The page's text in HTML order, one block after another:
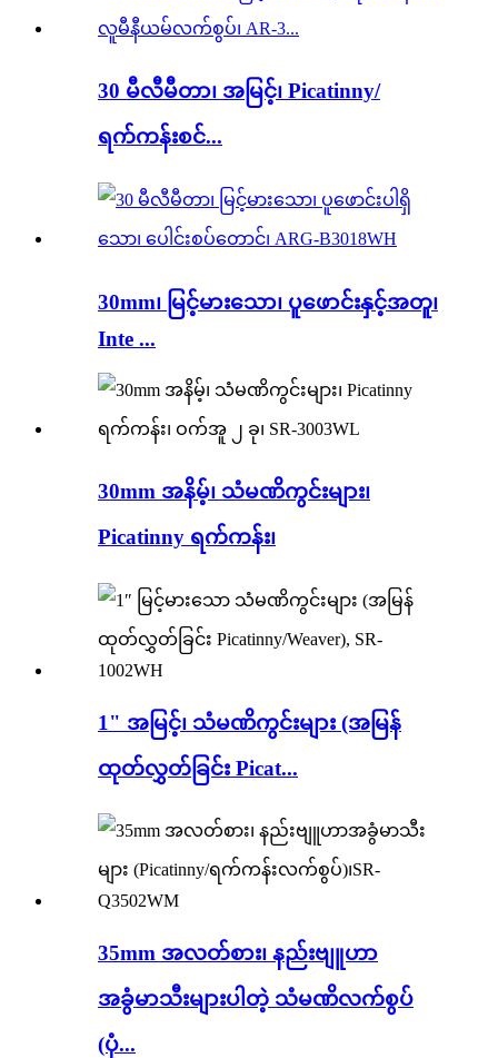
30 မီလီမီတာ၊ အမြင့်၊ Picatinny/
ရက်ကန်းစင်...
30mm၊ မြင့်မားသော၊ ပူဖောင်းနှင့်အတူ၊
Inte ...
30mm အနိမ့်၊ သံမဏိကွင်းများ၊
Picatinny ရက်ကန်း၊
1" အမြင့်၊ သံမဏိကွင်းများ (အမြန်
ထုတ်လွှတ်ခြင်း Picat...
35mm အလတ်စား၊ နည်းဗျူဟာ
အခွံမာသီးများပါတဲ့ သံမဏိလက်စွပ်
(ပုံ...